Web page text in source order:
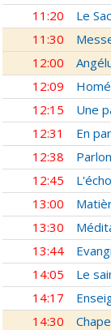
11:20 Le
11:30
12:00
12:09
12:15 Une
12:31 En
12:38
12:45
13:00
13:30
13:44
14:05 Le
14:17
14:30